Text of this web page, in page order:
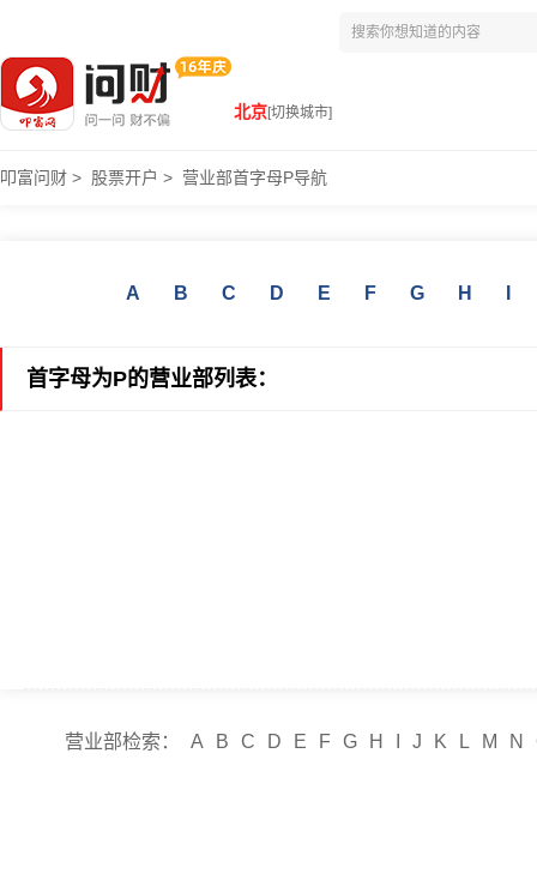
北京[切换城市]
叩富问财 > 股票开户 > 营业部首字母P导航
A B C D E F G H
首字母为P的营业部列表：
营业部检索： A B C D E F G H J K L M N